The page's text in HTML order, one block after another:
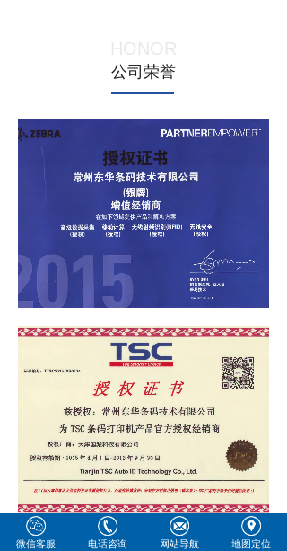
公司荣誉
微信客服 电话咨询 网站导航 地图定位